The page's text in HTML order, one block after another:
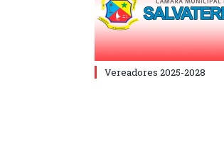
Vereadores 2025-2028